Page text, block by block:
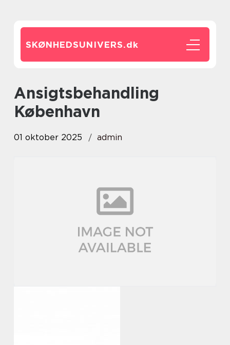
SKØNHEDSUNIVERS.dk
ansigtsbehandling
København
01 oktober 2025 admin